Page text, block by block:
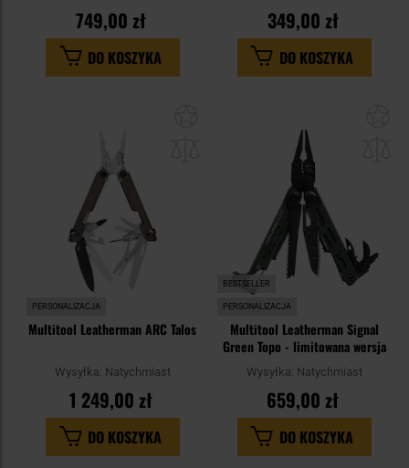
749,00 zł
DO KOSZYKA
349,00 zł
DO KOSZYKA
PERSONALIZACJA
Multitool Leatherman ARC Talos
Wysyłka: Natychmiast
1 249,00 zł
DO KOSZYKA
BESTSELLER
PERSONALIZACJA
Multitool Leatherman Signal
Green Topo - limitowana wersja
Wysyłka: Natychmiast
659,00 zł
DO KOSZYKA